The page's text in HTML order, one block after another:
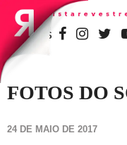
SIGA-NOS
FOTOS DO
24 DE MAIO DE 2017